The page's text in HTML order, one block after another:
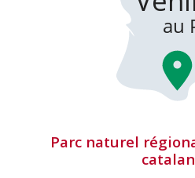
Parc naturel